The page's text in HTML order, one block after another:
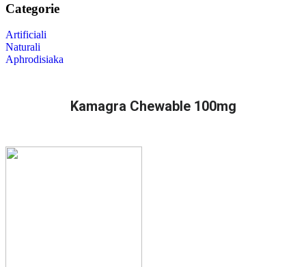
Categorie
Artificiali
Naturali
Aphrodisiaka
Kamagra Chewable 100mg